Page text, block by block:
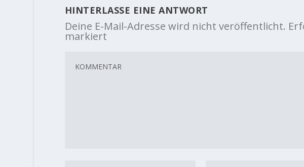
HINTERLASSE EINE ANTWORT
Deine E-Mail-Adresse wird nicht veröffentlicht.
markiert